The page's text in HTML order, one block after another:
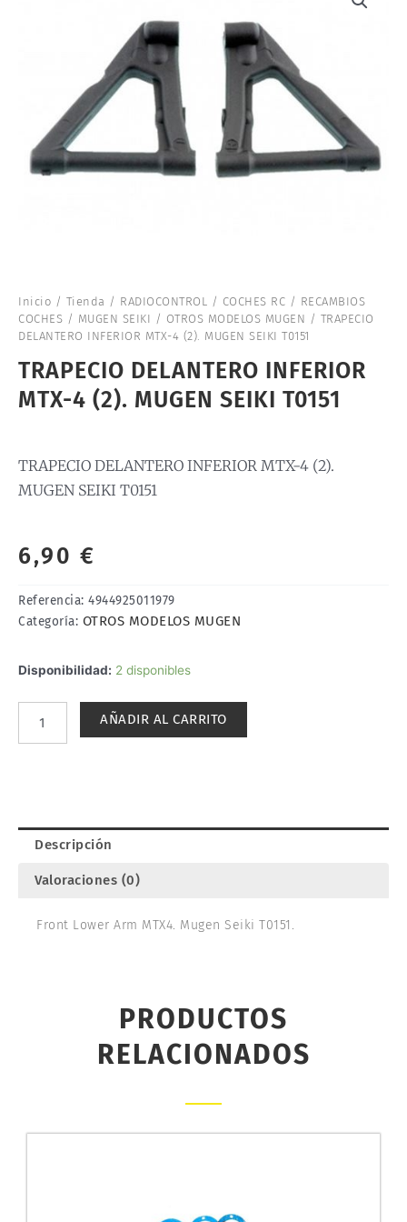
Inicio / Tienda / RADIOCONTROL / COCHES RC / RECAMBIOS
COCHES / MUGEN SEIKI / OTROS MODELOS MUGEN / TRAPECIO
DELANTERO INFERIOR MTX-4 (2). MUGEN SEIKI T0151
TRAPECIO DELANTERO INFERIOR
MTX-4 (2). MUGEN SEIKI T0151
TRAPECIO DELANTERO INFERIOR MTX-4 (2).
MUGEN SEIKI T0151
6,90 €
Referencia: 4944925011979
Categoría: OTROS MODELOS MUGEN
Disponibilidad: 2 disponibles
TRAPECIO
MTX-
T0151
cantidad
AÑADIR AL CARRITO
Descripción
Valoraciones (0)
Front Lower Arm MTX4. Mugen Seiki T0151.
PRODUCTOS
RELACIONADOS